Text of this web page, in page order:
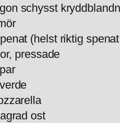
schysst
(helst riktig
pressade
ost